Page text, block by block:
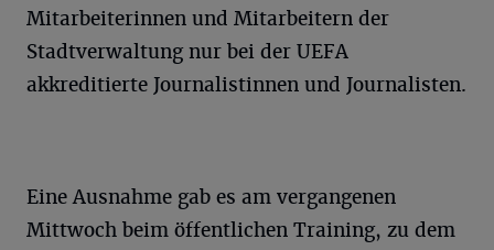
Mitarbeiterinnen und Mitarbeitern der
Stadtverwaltung nur bei der UEFA
akkreditierte Journalistinnen und Journalisten.
Eine Ausnahme gab es am vergangenen
Mittwoch beim öffentlichen Training, zu dem